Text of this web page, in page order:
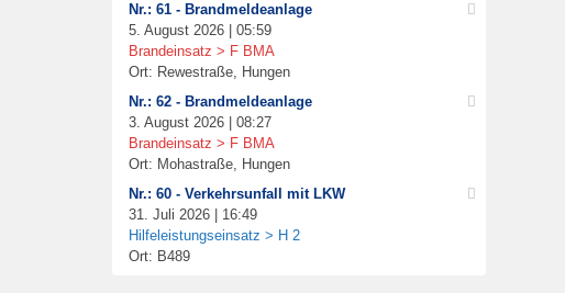
Nr.: 61 - Brandmeldeanlage
5. August 2026 | 05:59
Brandeinsatz > F BMA
Ort: Rewestraße, Hungen
Nr.: 62 - Brandmeldeanlage
3. August 2026 | 08:27
Brandeinsatz > F BMA
Ort: Mohastraße, Hungen
Nr.: 60 - Verkehrsunfall mit LKW
31. Juli 2026 | 16:49
Hilfeleistungseinsatz > H 2
Ort: B489